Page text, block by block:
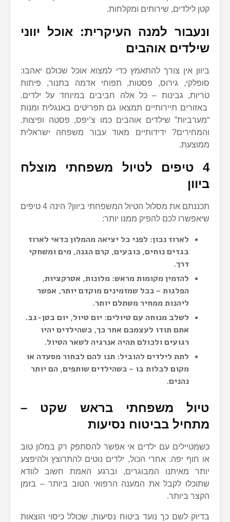
קטן לילדים, שירותים ומקלחות.
ונעבור למנה העיקרית: אוכל יווני
שילדים אוהבים
ביוון אין צורך להתאמץ כדי למצוא אוכל שכולם יאהבו:
סופלקי, גירוס, פסטות, תפוחי אדמה בתנור, פיתות
טריות, גבינות – כל אלה חביבים במיוחד על ילדים.
באזורים תיירותיים תמצאו גם תפריטים באנגלית ומנות
“מערביות” שילדים אוהבים כמו צ’יפס, פסטה ופיצות.
והמחירים? ידידותיים מאוד עבור משפחה ישראלית
ממוצעת.
4 טיפים לטיול משפחתי מוצלח
ביוון
תכננתם את מסלול הטיול המשפחתי ביוון? הינה 4 טיפים
שיאפשרו לכם להפיק ממנו יותר:
לארוז נכון: לפני כל יציאה מהמלון כדאי לארוז
בגדים נוחים, כובעים, קרם הגנה, מים ומשחקי
דרך.
להזמין מקומות מראש: מלונות, אטרקציות,
הפלגות – ככל שמזמינים מוקדם יותר, אפשר
ליהנות ממחיר משתלם יותר.
לשלב מנוחה עם טיולים: יום טיול, יום בטן-גב.
אתם תודו לעצמכם אחר כך, כשהילדים יהיו
רגועים ולכולם תהיה אנרגיה לשאר הטיול.
לתת לילדים להוביל: תנו להם לבחור מסעדה או
מקום לבלות בו – כשהילדים שותפים, הם יותר
נהנים.
טיול משפחתי בראש שקט –
מתחיל בביטוח נסיעות
כשמטיילים עם ילדים אי אפשר להסתפק רק במלון טוב
או חוף יפה. אחרי הכול, ילדים נוטים להתרוצץ ולהיפצע
יותר מאיתנו המבוגרים, וברגע האמת חשוב לוודא
שתוכלו לקבל את המענה הרפואי הטוב ביותר – בזמן
הקצר ביותר.
בדיוק לשם כך נועד ביטוח נסיעות, שכולל כיסוי הוצאות